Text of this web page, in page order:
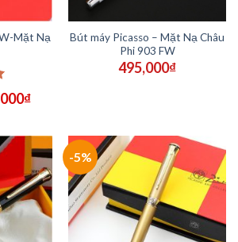
Mặt Nạ
₫Giá
là:
495,000₫.
Bút máy Picasso – Mặt Nạ Châu
Phi 903 FW
495,000₫
-5%